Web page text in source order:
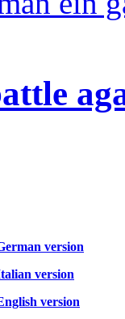
version
version
version